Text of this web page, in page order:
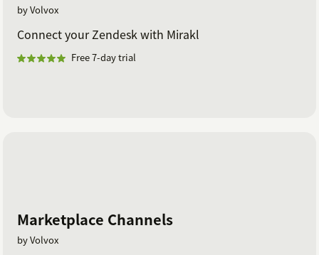
by Volvox
Connect your Zendesk with Mirakl
Free 7-day trial
Marketplace Channels
by Volvox